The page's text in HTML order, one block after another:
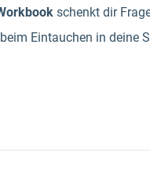
schenkt dir
Eintauchen in deine